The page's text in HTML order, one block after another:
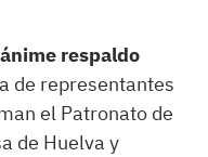
respaldo
de representantes
el Patronato de
de Huelva y